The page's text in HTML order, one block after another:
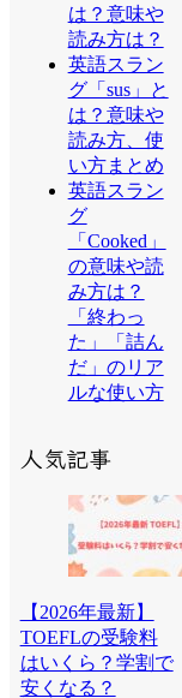
は？意味や
読み方は？
英語スラン
グ「sus」と
は？意味や
読み方、使
い方まとめ
英語スラン
グ
「Cooked」
の意味や読
み方は？
「終わっ
た」「詰ん
だ」のリア
ルな使い方
人気記事
【2026年最新】
TOEFLの受験料
はいくら？学割で
安くなる？